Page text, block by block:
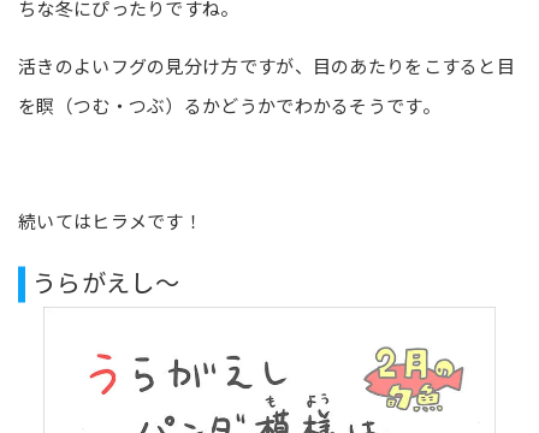
ちな冬にぴったりですね。
活きのよいフグの見分け方ですが、目のあたりをこすると目
を瞑（つむ・つぶ）るかどうかでわかるそうです。
続いてはヒラメです！
うらがえし～